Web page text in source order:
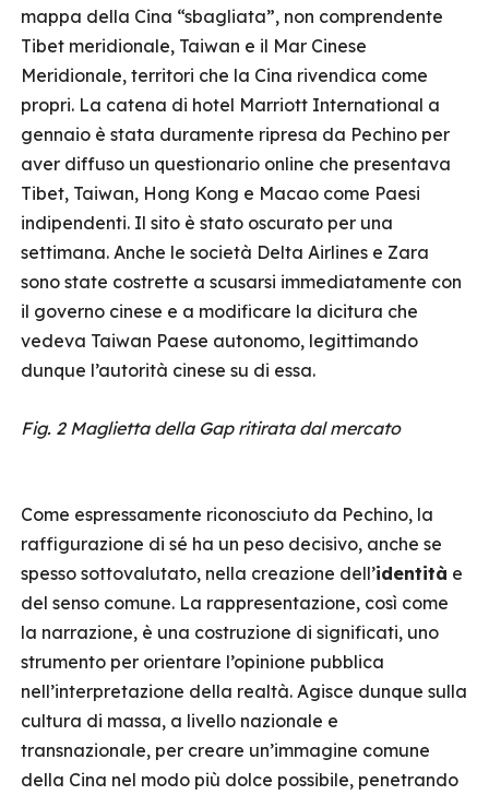
mappa della Cina “sbagliata”, non comprendente
Tibet meridionale, Taiwan e il Mar Cinese
Meridionale, territori che la Cina rivendica come
propri. La catena di hotel Marriott International a
gennaio è stata duramente ripresa da Pechino per
aver diffuso un questionario online che presentava
Tibet, Taiwan, Hong Kong e Macao come Paesi
indipendenti. Il sito è stato oscurato per una
settimana. Anche le società Delta Airlines e Zara
sono state costrette a scusarsi immediatamente con
il governo cinese e a modificare la dicitura che
vedeva Taiwan Paese autonomo, legittimando
dunque l’autorità cinese su di essa.
Fig. 2 Maglietta della Gap ritirata dal mercato
Come espressamente riconosciuto da Pechino, la
raffigurazione di sé ha un peso decisivo, anche se
spesso sottovalutato, nella creazione dell’identità e
del senso comune. La rappresentazione, così come
la narrazione, è una costruzione di significati, uno
strumento per orientare l’opinione pubblica
nell’interpretazione della realtà. Agisce dunque sulla
cultura di massa, a livello nazionale e
transnazionale, per creare un’immagine comune
della Cina nel modo più dolce possibile, penetrando